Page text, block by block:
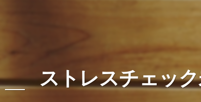
ストレスチェッ